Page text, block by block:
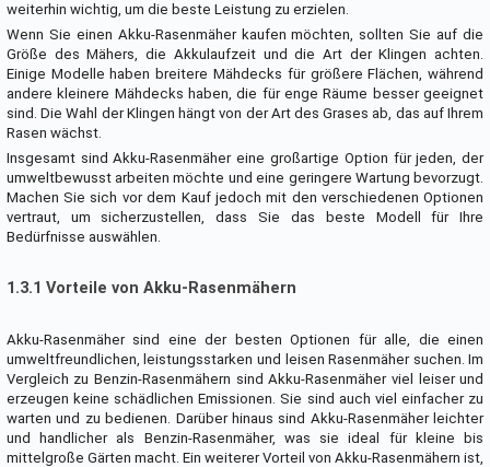
weiterhin wichtig, um die beste Leistung zu erzielen.
Wenn Sie einen Akku-Rasenmäher kaufen möchten, sollten Sie auf die
Größe des Mähers, die Akkulaufzeit und die Art der Klingen achten.
Einige Modelle haben breitere Mähdecks für größere Flächen, während
andere kleinere Mähdecks haben, die für enge Räume besser geeignet
sind. Die Wahl der Klingen hängt von der Art des Grases ab, das auf Ihrem
Rasen wächst.
Insgesamt sind Akku-Rasenmäher eine großartige Option für jeden, der
umweltbewusst arbeiten möchte und eine geringere Wartung bevorzugt.
Machen Sie sich vor dem Kauf jedoch mit den verschiedenen Optionen
vertraut, um sicherzustellen, dass Sie das beste Modell für Ihre
Bedürfnisse auswählen.
1.3.1 Vorteile von Akku-Rasenmähern
Akku-Rasenmäher sind eine der besten Optionen für alle, die einen
umweltfreundlichen, leistungsstarken und leisen Rasenmäher suchen. Im
Vergleich zu Benzin-Rasenmähern sind Akku-Rasenmäher viel leiser und
erzeugen keine schädlichen Emissionen. Sie sind auch viel einfacher zu
warten und zu bedienen. Darüber hinaus sind Akku-Rasenmäher leichter
und handlicher als Benzin-Rasenmäher, was sie ideal für kleine bis
mittelgroße Gärten macht. Ein weiterer Vorteil von Akku-Rasenmähern ist,